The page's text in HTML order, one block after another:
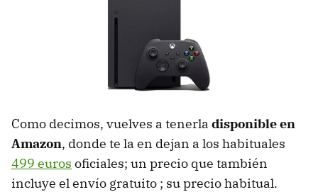
Como decimos, vuelves a tenerla disponible en
Amazon, donde te la en dejan a los habituales
499 euros oficiales; un precio que también
incluye el envío gratuito ; su precio habitual.